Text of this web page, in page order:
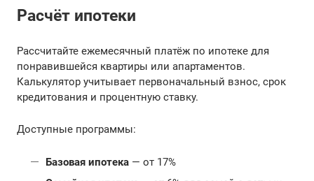
Расчёт ипотеки
Рассчитайте ежемесячный платёж по ипотеке для
понравившейся квартиры или апартаментов.
Калькулятор учитывает первоначальный взнос, срок
кредитования и процентную ставку.
Доступные программы:
Базовая ипотека — от 17%